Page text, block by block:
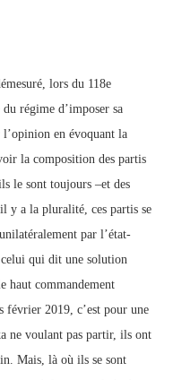
lors du 118e
régime d’imposer sa
en évoquant la
la composition des partis
le sont toujours –et des
y a la pluralité, ces partis se
par l’état-
qui dit une solution
haut commandement
février 2019, c’est pour une
ne voulant pas partir, ils ont
Mais, là où ils se sont